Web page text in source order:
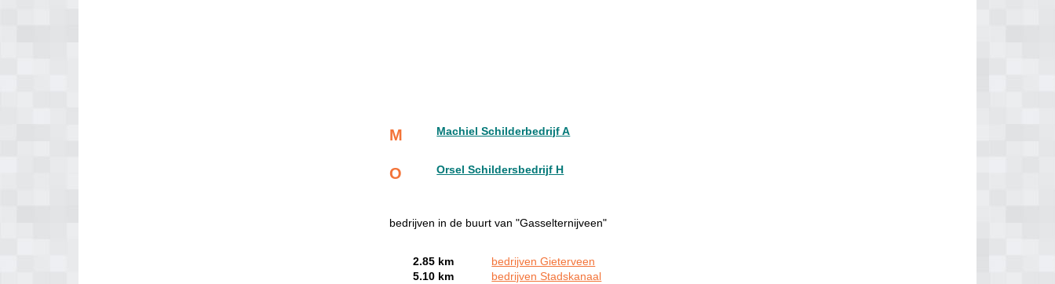
M Machiel Schilderbedrijf A
O Orsel Schildersbedrijf H
bedrijven in de buurt van "Gasselternijveen"
2.85 km
bedrijven Gieterveen
5.10 km
bedrijven Stadskanaal